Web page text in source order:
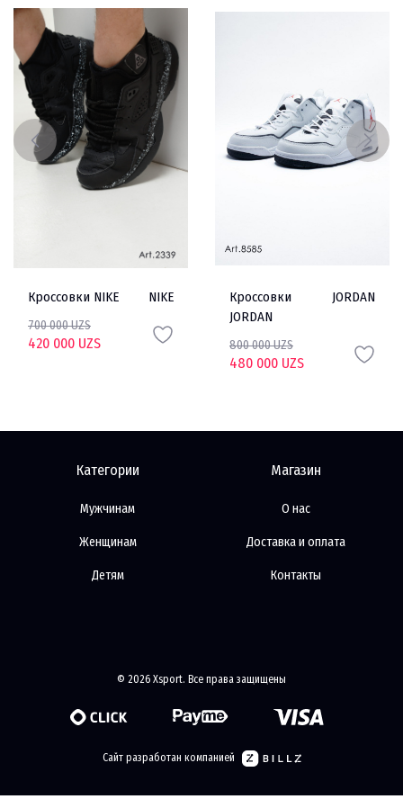
Кроссовки NIKE NIKE
700 000 UZS
420 000 UZS
Кроссовки
JORDAN
JORDAN
800 000 UZS
480 000 UZS
Категории
Мужчинам
Женщинам
Детям
Магазин
О нас
Доставка и оплата
Контакты
© 2026 Xsport. Все права защищены
Сайт разработан компанией